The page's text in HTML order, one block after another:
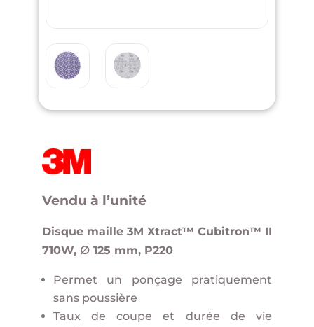
Vendu à l’unité
Disque maille 3M Xtract™ Cubitron™ II
710W, ∅ 125 mm, P220
Permet un ponçage pratiquement
sans poussière
Taux de coupe et durée de vie